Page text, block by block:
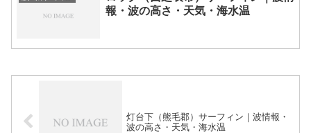
報・波の高さ・天気・海水温
灯台下（熊毛郡）サーフィン｜波情報・
波の高さ・天気・海水温